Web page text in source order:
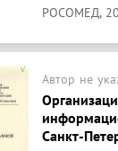
РОСОМЕД,
Автор не
Санкт-